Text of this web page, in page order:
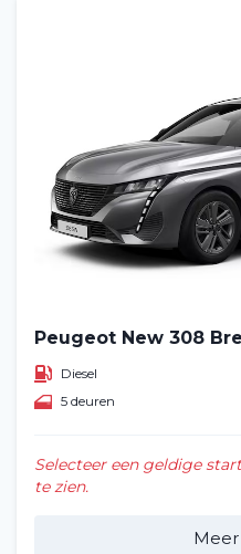
Peugeot New 308
Diesel
5 deuren
Selecteer een geldige
te zien.